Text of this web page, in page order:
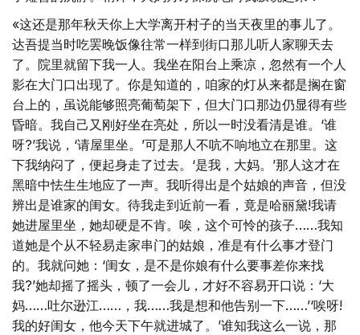
«这还是那年秋天你上大学离开村子的当天夜里的事儿了。
达吾提当时吃罢晚饭像往常一样到街口那儿听人家聊天去
了。院里就留下我一人。我坐在阳台上乘凉，忽然有一个人
影在大门口出现了。你是知道的，咱家的灯从来都是搁在窗
台上的，虽说能够照亮葡萄架下，但大门口那边仍显得有些
昏暗。我自己又刚好坐在亮处，所以一时没看清是谁。‘谁
呀?’我说，‘请屋里坐。’可是那人不吭不响地立在那里。这
下我纳闷了，便起身走了过去。‘是我，大妈。’那人这才在
黑暗中怯生生地应了一声。我听得出是个姑娘的声音，但没
辨出是谁家的闺女。待我走到近前一看，竟是哈丽黛!我请
她进屋里坐，她却硬是不肯。唉，这个可怜的孩子……我知
道她是个从不轻易走家串门的姑娘，准是有什么事才登门
的。我就问她：‘闺女，是不是你娘有什么要事差你来找
我?’她却摇了摇头，顿了一会儿，才好不容易开口说：‘大
妈……吐尔逊江……，我……我是想和他告别一下……’‘唉呀!
我的好闺女，他今天下午就进城了。’谁知我这么一说，那